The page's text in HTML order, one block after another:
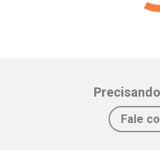
Fale